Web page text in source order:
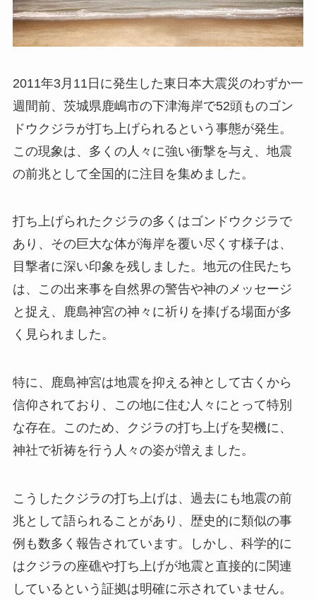
2011年3月11日に発生した東日本大震災のわずか一
週間前、茨城県鹿嶋市の下津海岸で52頭ものゴン
ドウクジラが打ち上げられるという事態が発生。
この現象は、多くの人々に強い衝撃を与え、地震
の前兆として全国的に注目を集めました。
打ち上げられたクジラの多くはゴンドウクジラで
あり、その巨大な体が海岸を覆い尽くす様子は、
目撃者に深い印象を残しました。地元の住民たち
は、この出来事を自然界の警告や神のメッセージ
と捉え、鹿島神宮の神々に祈りを捧げる場面が多
く見られました。
特に、鹿島神宮は地震を抑える神として古くから
信仰されており、この地に住む人々にとって特別
な存在。このため、クジラの打ち上げを契機に、
神社で祈祷を行う人々の姿が増えました。
こうしたクジラの打ち上げは、過去にも地震の前
兆として語られることがあり、歴史的に類似の事
例も数多く報告されています。しかし、科学的に
はクジラの座礁や打ち上げが地震と直接的に関連
しているという証拠は明確に示されていません。